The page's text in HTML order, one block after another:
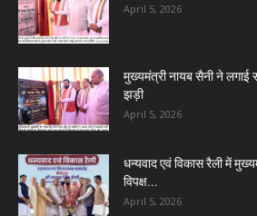
April 5, 2026
मुख्यमंत्री नायब सैनी ने लगाई
झड़ी
April 5, 2026
धन्यवाद एवं विकास रैली में
विपक्ष...
April 5, 2026